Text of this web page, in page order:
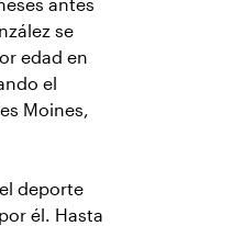
antes
se
edad en
el
Moines,
deporte
él. Hasta